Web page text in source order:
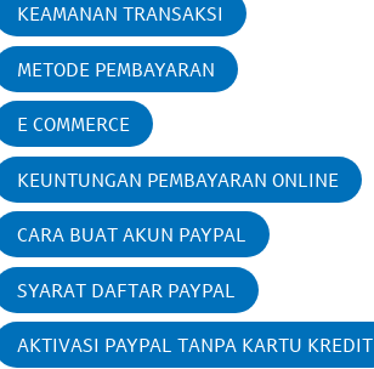
KEAMANAN TRANSAKSI
METODE PEMBAYARAN
E COMMERCE
KEUNTUNGAN PEMBAYARAN ONLINE
CARA BUAT AKUN PAYPAL
SYARAT DAFTAR PAYPAL
AKTIVASI PAYPAL TANPA KARTU KREDIT